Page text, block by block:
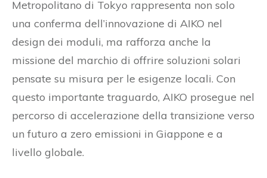
Metropolitano di Tokyo rappresenta non solo
una conferma dell’innovazione di AIKO nel
design dei moduli, ma rafforza anche la
missione del marchio di offrire soluzioni solari
pensate su misura per le esigenze locali. Con
questo importante traguardo, AIKO prosegue nel
percorso di accelerazione della transizione verso
un futuro a zero emissioni in Giappone e a
livello globale.